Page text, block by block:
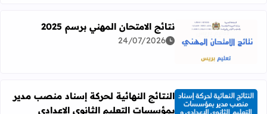
اقرأ المزيد عن نتائج الامتحان المهني برسم 2025
نتائج الامتحان المهني برسم 2025
24/07/2026
النتائج النهائية لحركة إسناد منصب مدير
بمؤسسات التعليم الثانوي الإعدادي